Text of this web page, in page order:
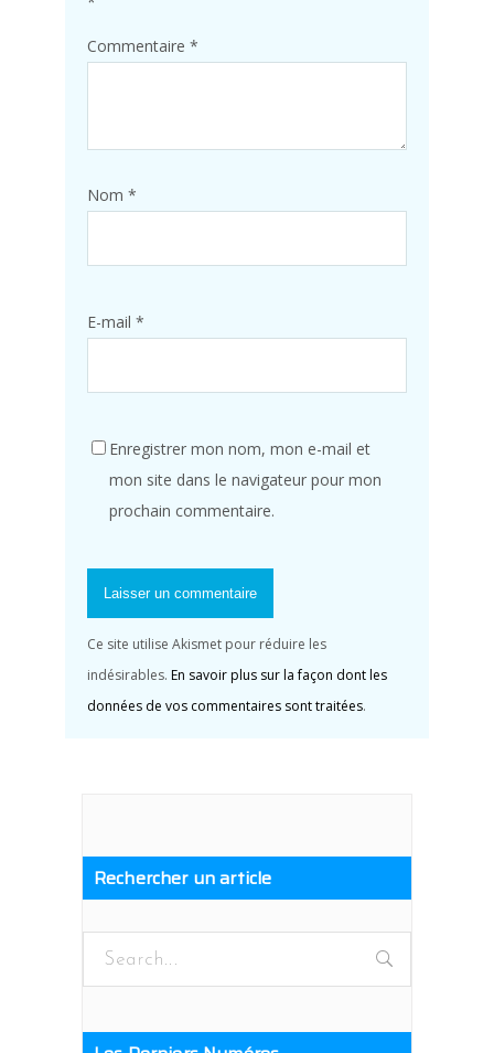
Commentaire *
Nom *
E-mail *
Enregistrer mon nom, mon e-mail et
mon site dans le navigateur pour mon
prochain commentaire.
Ce site utilise Akismet pour réduire les
indésirables. En savoir plus sur la façon dont les
données de vos commentaires sont traitées.
Rechercher un article
Search